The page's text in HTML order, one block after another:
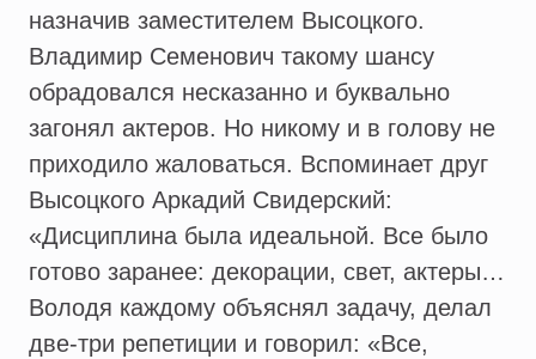
назначив заместителем Высоцкого.
Владимир Семенович такому шансу
обрадовался несказанно и буквально
загонял актеров. Но никому и в голову не
приходило жаловаться. Вспоминает друг
Высоцкого Аркадий Свидерский:
«Дисциплина была идеальной. Все было
готово заранее: декорации, свет, актеры…
Володя каждому объяснял задачу, делал
две-три репетиции и говорил: «Все,